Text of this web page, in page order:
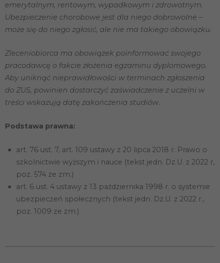
emerytalnym, rentowym, wypadkowym i zdrowotnym.
Ubezpieczenie chorobowe jest dla niego dobrowolne –
może się do niego zgłosić, ale nie ma takiego obowiązku.
Zleceniobiorca ma obowiązek poinformować swojego
pracodawcę o fakcie złożenia egzaminu dyplomowego.
Aby uniknąć nieprawidłowości w terminach zgłoszenia
do ZUS, powinien dostarczyć zaświadczenie z uczelni w
treści wskazują datę zakończenia studiów.
Podstawa prawna:
art. 76 ust. 7, art. 109 ustawy z 20 lipca 2018 r. Prawo o
szkolnictwie wyższym i nauce (tekst jedn. Dz.U. z 2022 r,
poz. 574 ze zm.)
art. 6 ust. 4 ustawy z 13 października 1998 r. o systemie
ubezpieczeń społecznych (tekst jedn. Dz.U. z 2022 r.,
poz. 1009 ze zm.)
Marketing
Udostępniając
swoje
zainteresowania i
odwiedzania naszej
strony, zwiększasz
szansę na
zobaczenie
spersonalizowanych
treści i ofert.